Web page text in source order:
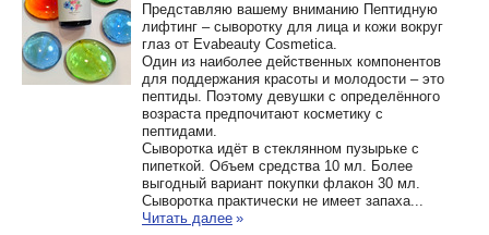
Представляю вашему вниманию Пептидную
лифтинг – сыворотку для лица и кожи вокруг
глаз от Evabeauty Cosmetica.
Один из наиболее действенных компонентов
для поддержания красоты и молодости – это
пептиды. Поэтому девушки с определённого
возраста предпочитают косметику с
пептидами.
Сыворотка идёт в стеклянном пузырьке с
пипеткой. Объем средства 10 мл. Более
выгодный вариант покупки флакон 30 мл.
Сыворотка практически не имеет запаха...
Читать далее »